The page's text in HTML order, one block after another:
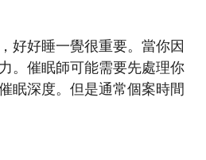
好好睡一覺很重要。當你因
。催眠師可能需要先處理你
眠深度。但是通常個案時間